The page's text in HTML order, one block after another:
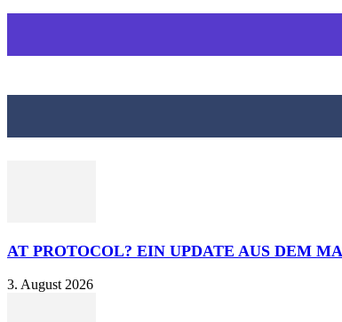
AT PROTOCOL? EIN UPDATE AUS DEM
3. August 2026